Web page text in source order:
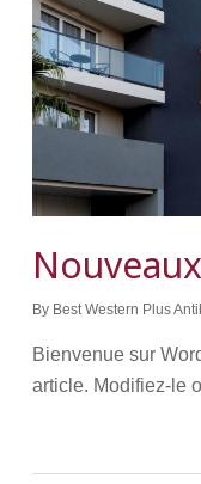
By Best Western Plus
Bienvenue sur
article. Modifiez-le